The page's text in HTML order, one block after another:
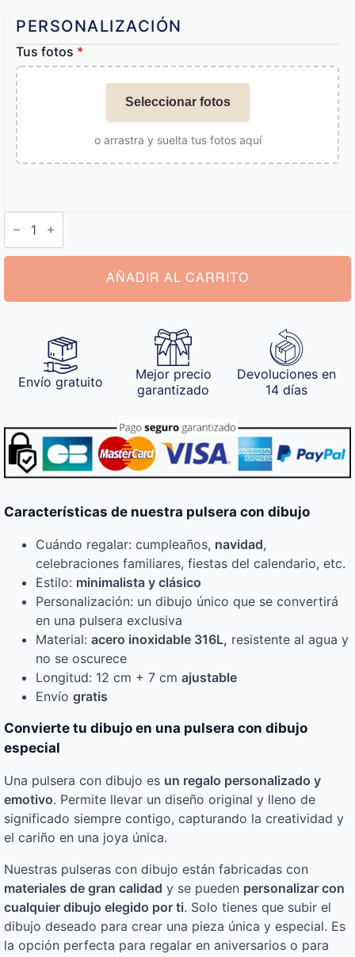
PERSONALIZACIÓN
Tus fotos *
Seleccionar fotos
o arrastra y suelta tus fotos aquí
Pulsera
con
Dibujo
cantidad
AÑADIR AL CARRITO
Envío gratuito
Mejor precio
garantizado
Devoluciones en
14 días
Características de nuestra pulsera con dibujo
Cuándo regalar: cumpleaños, navidad,
celebraciones familiares, fiestas del calendario, etc.
Estilo: minimalista y clásico
Personalización: un dibujo único que se convertirá
en una pulsera exclusiva
Material: acero inoxidable 316L, resistente al agua y
no se oscurece
Longitud: 12 cm + 7 cm ajustable
Envío gratis
Convierte tu dibujo en una pulsera con dibujo
especial
Una pulsera con dibujo es un regalo personalizado y
emotivo. Permite llevar un diseño original y lleno de
significado siempre contigo, capturando la creatividad y
el cariño en una joya única.
Nuestras pulseras con dibujo están fabricadas con
materiales de gran calidad y se pueden personalizar con
cualquier dibujo elegido por ti. Solo tienes que subir el
dibujo deseado para crear una pieza única y especial. Es
la opción perfecta para regalar en aniversarios o para